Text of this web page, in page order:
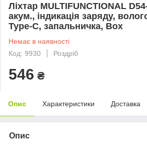
Ліхтар MULTIFUNCTIONAL
акум., індикація заряду,
Type-C, запальничка, Box
Немає в наявності
Код: 9930
Роздріб
546 ₴
Опис Характеристики Доставка
Опис